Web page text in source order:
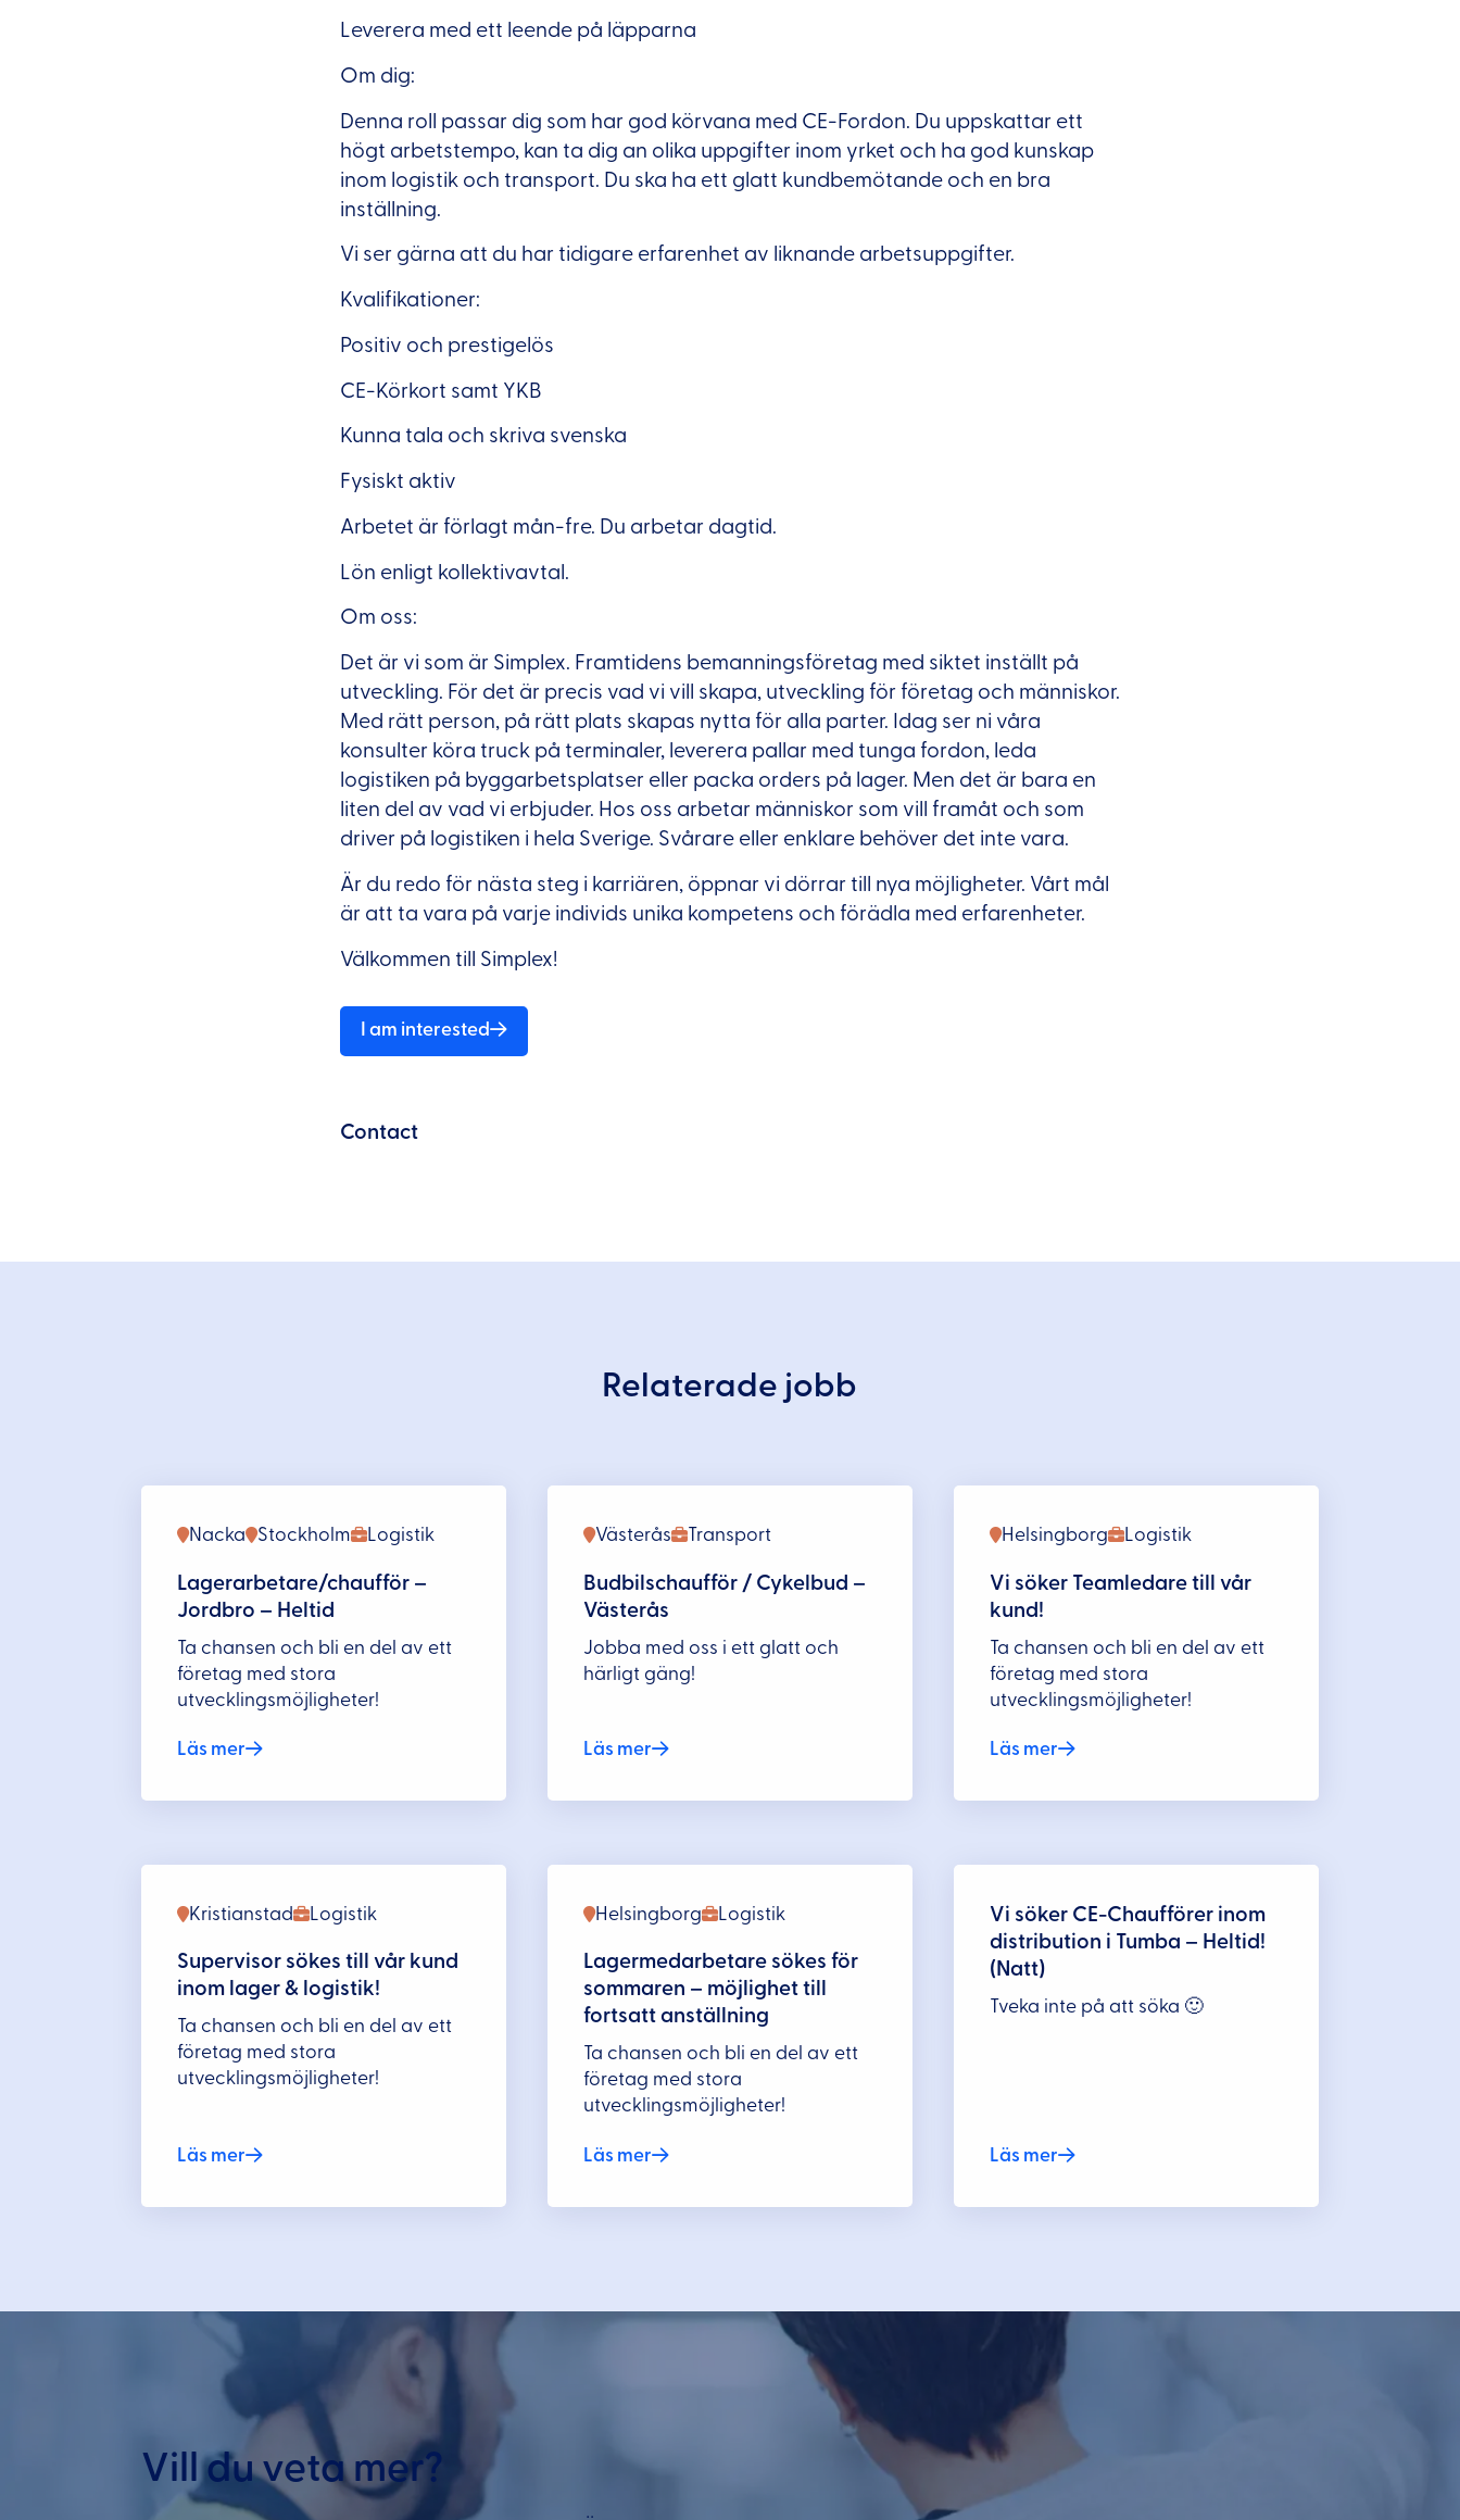
Leverera med ett leende på läpparna
Om dig:
Denna roll passar dig som har god körvana med CE-Fordon. Du uppskattar ett
högt arbetstempo, kan ta dig an olika uppgifter inom yrket och ha god kunskap
inom logistik och transport. Du ska ha ett glatt kundbemötande och en bra
inställning.
Vi ser gärna att du har tidigare erfarenhet av liknande arbetsuppgifter.
Kvalifikationer:
Positiv och prestigelös
CE-Körkort samt YKB
Kunna tala och skriva svenska
Fysiskt aktiv
Arbetet är förlagt mån-fre. Du arbetar dagtid.
Lön enligt kollektivavtal.
Om oss:
Det är vi som är Simplex. Framtidens bemanningsföretag med siktet inställt på
utveckling. För det är precis vad vi vill skapa, utveckling för företag och människor.
Med rätt person, på rätt plats skapas nytta för alla parter. Idag ser ni våra
konsulter köra truck på terminaler, leverera pallar med tunga fordon, leda
logistiken på byggarbetsplatser eller packa orders på lager. Men det är bara en
liten del av vad vi erbjuder. Hos oss arbetar människor som vill framåt och som
driver på logistiken i hela Sverige. Svårare eller enklare behöver det inte vara.
Är du redo för nästa steg i karriären, öppnar vi dörrar till nya möjligheter. Vårt mål
är att ta vara på varje individs unika kompetens och förädla med erfarenheter.
Välkommen till Simplex!
I am interested
Contact
Relaterade jobb
Logistik
Nacka Stockholm
Lagerarbetare/chaufför –
Jordbro – Heltid
Ta chansen och bli en del av ett
företag med stora
utvecklingsmöjligheter!
Läs mer
Transport
Västerås
Budbilschaufför / Cykelbud –
Västerås
Jobba med oss i ett glatt och
härligt gäng!
Läs mer
Logistik
Helsingborg
Vi söker Teamledare till vår
kund!
Ta chansen och bli en del av ett
företag med stora
utvecklingsmöjligheter!
Läs mer
Logistik
Kristianstad
Supervisor sökes till vår kund
inom lager & logistik!
Ta chansen och bli en del av ett
företag med stora
utvecklingsmöjligheter!
Läs mer
Logistik
Helsingborg
Lagermedarbetare sökes för
sommaren – möjlighet till
fortsatt anställning
Ta chansen och bli en del av ett
företag med stora
utvecklingsmöjligheter!
Läs mer
Vi söker CE-Chaufförer inom
distribution i Tumba – Heltid!
(Natt)
Tveka inte på att söka 🙂
Läs mer
Vill du veta mer?